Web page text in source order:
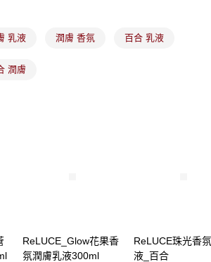
】
選擇欲分期的期數、繳款截止日，確認付款後即完
含以上)免運費
乳液 潤膚 香氛 百合 乳液
潤膚
ReLUCE_Glow花果香
氛潤膚乳液300ml
ReLUCE珠光香
液_百合